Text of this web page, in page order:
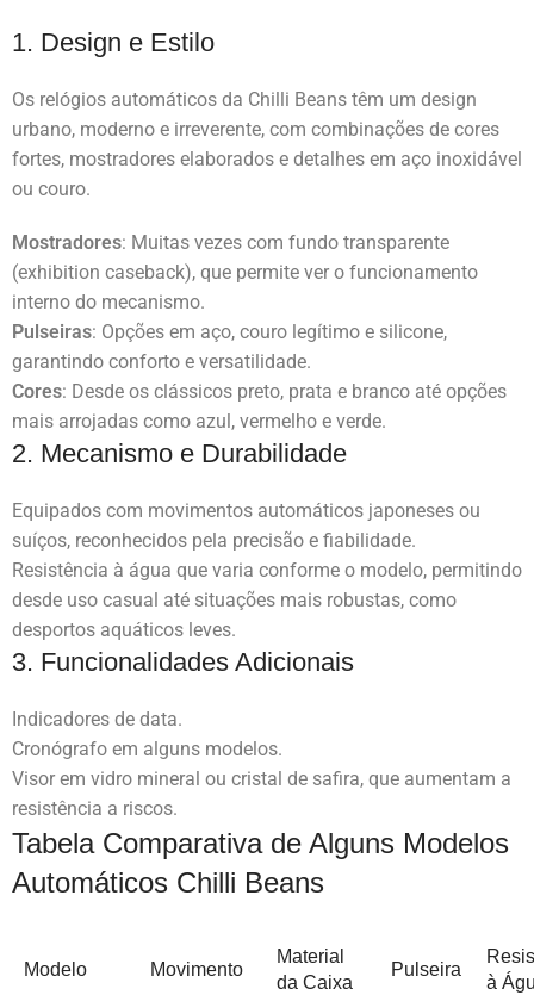
1. Design e Estilo
Os relógios automáticos da Chilli Beans têm um design
urbano, moderno e irreverente, com combinações de cores
fortes, mostradores elaborados e detalhes em aço inoxidável
ou couro.
Mostradores: Muitas vezes com fundo transparente
(exhibition caseback), que permite ver o funcionamento
interno do mecanismo.
Pulseiras: Opções em aço, couro legítimo e silicone,
garantindo conforto e versatilidade.
Cores: Desde os clássicos preto, prata e branco até opções
mais arrojadas como azul, vermelho e verde.
2. Mecanismo e Durabilidade
Equipados com movimentos automáticos japoneses ou
suíços, reconhecidos pela precisão e fiabilidade.
Resistência à água que varia conforme o modelo, permitindo
desde uso casual até situações mais robustas, como
desportos aquáticos leves.
3. Funcionalidades Adicionais
Indicadores de data.
Cronógrafo em alguns modelos.
Visor em vidro mineral ou cristal de safira, que aumentam a
resistência a riscos.
Tabela Comparativa de Alguns Modelos
Automáticos Chilli Beans
Modelo Movimento
Material
da Caixa
Pulseira
à